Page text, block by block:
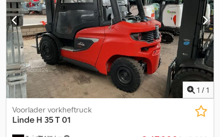
1 / 1
Voorlader vorkheftruck
Linde H 35 T 01